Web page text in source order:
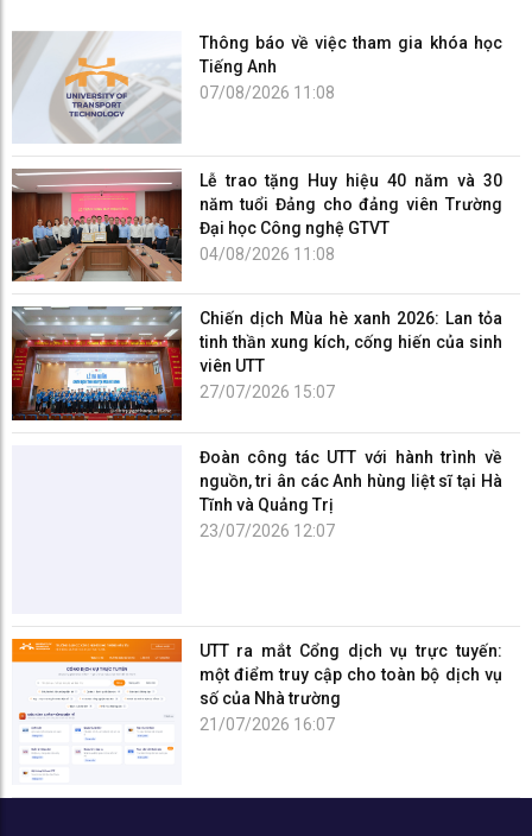
Thông báo về việc tham gia khóa học
Tiếng Anh
07/08/2026 11:08
Lễ trao tặng Huy hiệu 40 năm và 30
năm tuổi Đảng cho đảng viên Trường
Đại học Công nghệ GTVT
04/08/2026 11:08
Chiến dịch Mùa hè xanh 2026: Lan tỏa
tinh thần xung kích, cống hiến của sinh
viên UTT
27/07/2026 15:07
Đoàn công tác UTT với hành trình về
nguồn, tri ân các Anh hùng liệt sĩ tại Hà
Tĩnh và Quảng Trị
23/07/2026 12:07
một điểm truy cập cho toàn bộ dịch vụ
số của Nhà trường
21/07/2026 16:07